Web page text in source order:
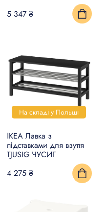
5 347 ₴
На складі у Польщі
ІКЕА Лавка з
підставками для взуття
TJUSIG ЧУСИГ
4 275 ₴